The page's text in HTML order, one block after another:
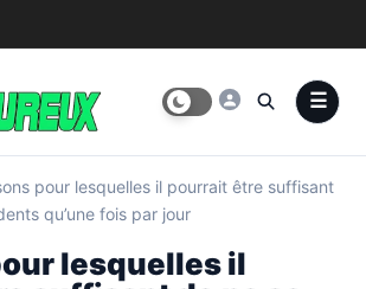
pour lesquelles il pourrait être suffisant
qu’une fois par jour
lesquelles il